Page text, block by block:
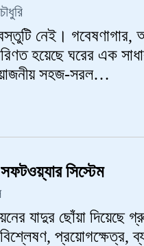
নেই। গবেষণাগার,
হয়েছে ঘরের এক
সহজ-সরল…
সিস্টেম
যাদুর ছোঁয়া দিয়েছে
প্রয়োগক্ষেত্র,